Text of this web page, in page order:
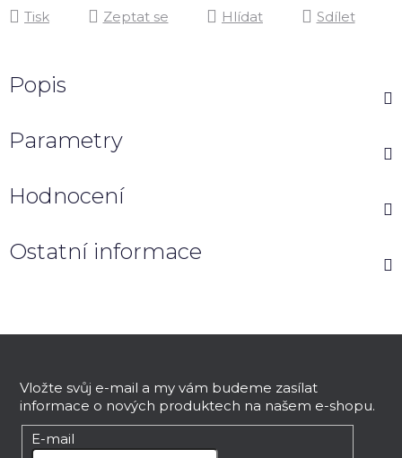
Tisk Zeptat se Hlídat Sdílet
Popis
Parametry
Hodnocení
Ostatní informace
Vložte svůj e-mail a my vám budeme zasílat
informace o nových produktech na našem e-shopu.
E-mail